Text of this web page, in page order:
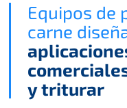
Equipos de
carne
y triturar